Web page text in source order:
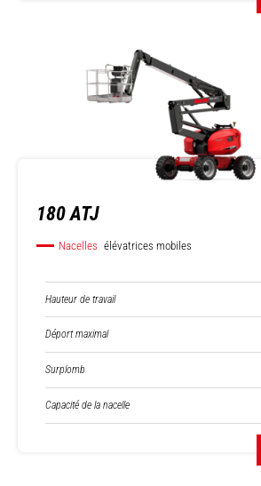
180 ATJ
Nacelles élévatrices mobiles
Hauteur de travail
Déport maximal
Surplomb
Capacité de la nacelle